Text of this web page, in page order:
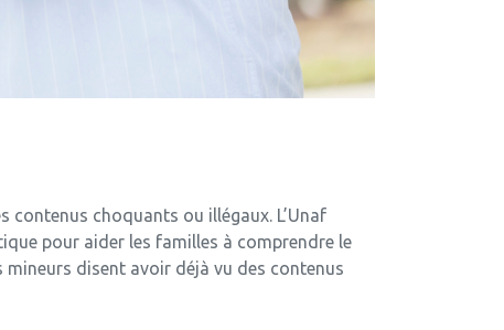
contenus choquants ou illégaux. L’Unaf
pour aider les familles à comprendre le
disent avoir déjà vu des contenus